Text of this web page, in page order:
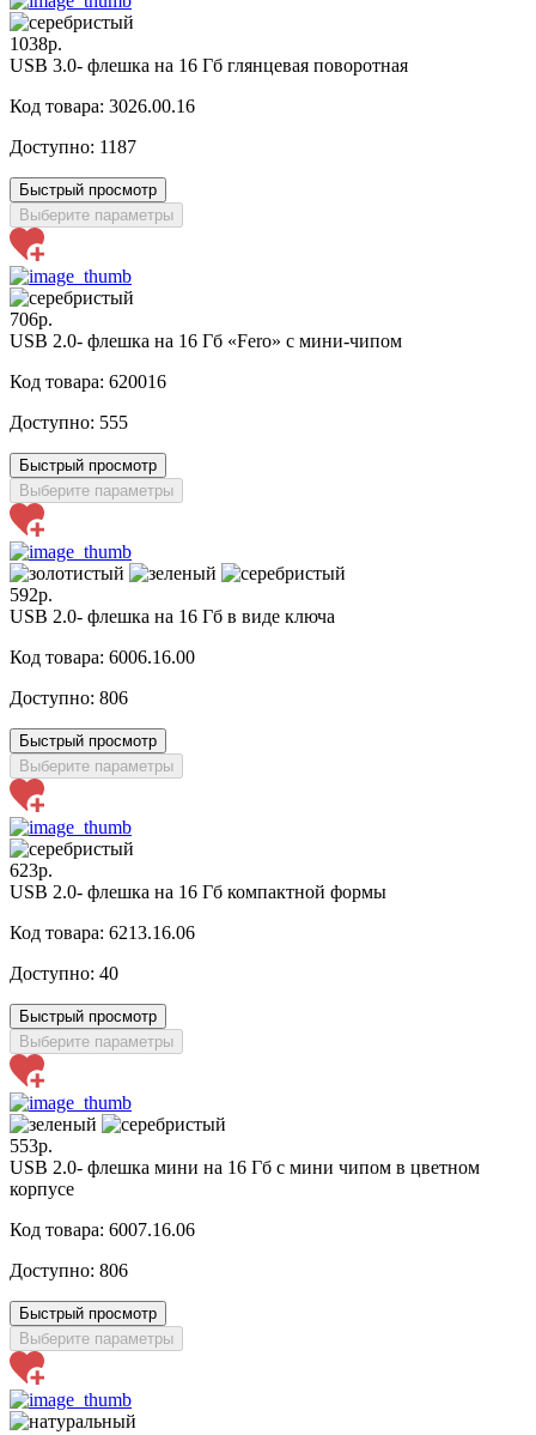
1038р.
USB 3.0- флешка на 16 Гб глянцевая поворотная
Код товара: 3026.00.16
Доступно: 1187
Быстрый просмотр
Выберите параметры
706р.
USB 2.0- флешка на 16 Гб «Fero» с мини-чипом
Код товара: 620016
Доступно: 555
Быстрый просмотр
Выберите параметры
592р.
USB 2.0- флешка на 16 Гб в виде ключа
Код товара: 6006.16.00
Доступно: 806
Быстрый просмотр
Выберите параметры
623р.
USB 2.0- флешка на 16 Гб компактной формы
Код товара: 6213.16.06
Доступно: 40
Быстрый просмотр
Выберите параметры
553р.
USB 2.0- флешка мини на 16 Гб с мини чипом в цветном
корпусе
Код товара: 6007.16.06
Доступно: 806
Быстрый просмотр
Выберите параметры